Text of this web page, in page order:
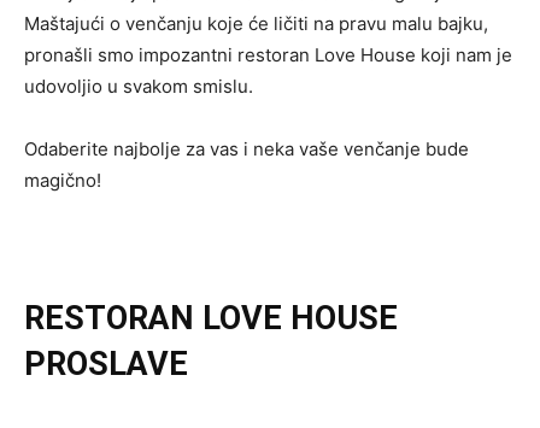
Maštajući o venčanju koje će ličiti na pravu malu bajku,
pronašli smo impozantni restoran Love House koji nam je
udovoljio u svakom smislu.
Odaberite najbolje za vas i neka vaše venčanje bude
magično!
RESTORAN LOVE HOUSE
PROSLAVE